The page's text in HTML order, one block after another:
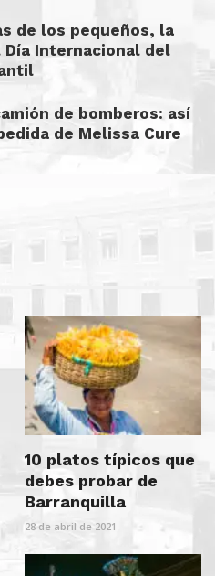
de los pequeños, la
Día Internacional del
de bomberos: así
de Melissa Cure
10 platos típicos que
debes probar de
Barranquilla
28 de abril de 2021